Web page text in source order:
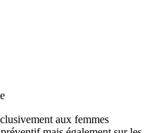
aux femmes